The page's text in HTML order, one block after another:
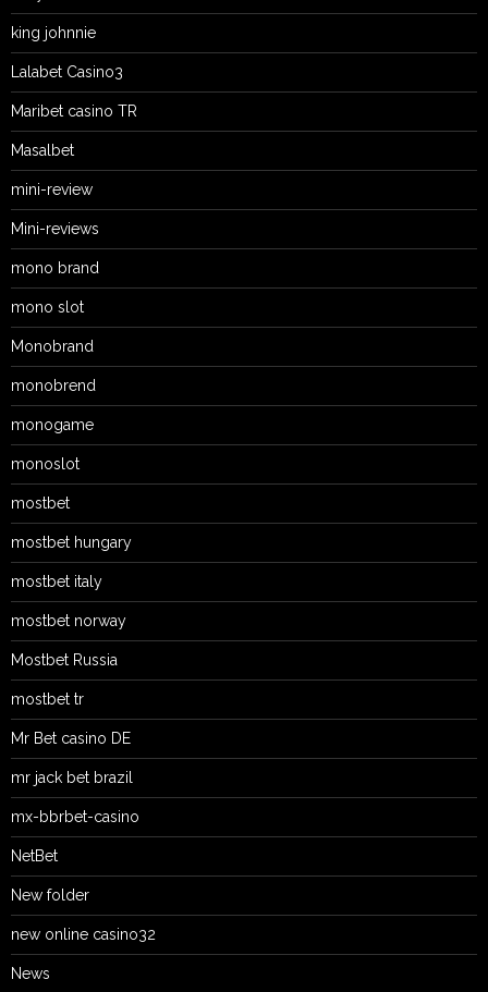
king johnnie
Lalabet Casino3
Maribet casino TR
Masalbet
mini-review
Mini-reviews
mono brand
mono slot
Monobrand
monobrend
monogame
monoslot
mostbet
mostbet hungary
mostbet italy
mostbet norway
Mostbet Russia
mostbet tr
Mr Bet casino DE
mr jack bet brazil
mx-bbrbet-casino
NetBet
New folder
new online casino32
News